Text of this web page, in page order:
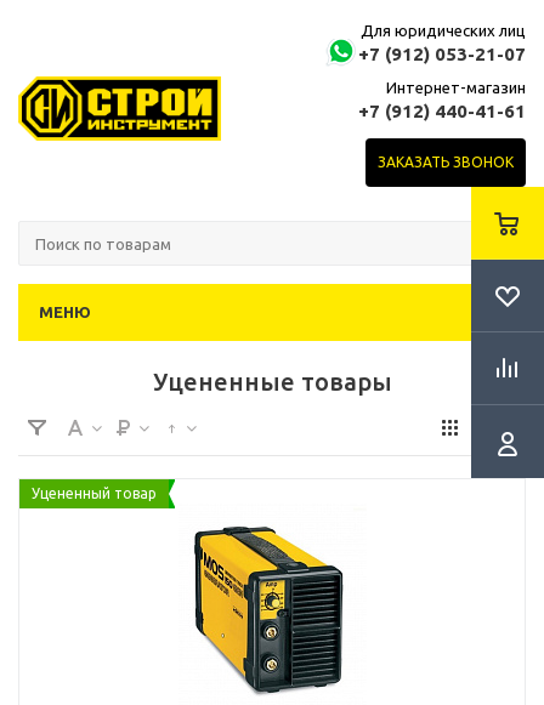
Для юридических лиц
+7 (912) 053-21-07
Интернет-магазин
+7 (912) 440-41-61
ЗАКАЗАТЬ ЗВОНОК
МЕНЮ
Уцененные товары
Уцененный товар